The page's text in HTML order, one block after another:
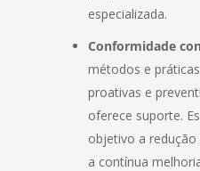
especializada.
Conformidade
métodos e
proativas e
oferece suporte.
objetivo a redução
a contínua